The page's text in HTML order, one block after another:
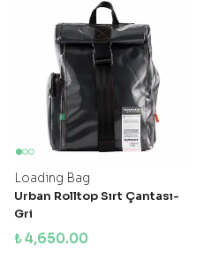
Loading Bag
Urban Rolltop Sırt Çantası-
Gri
₺ 4,650.00